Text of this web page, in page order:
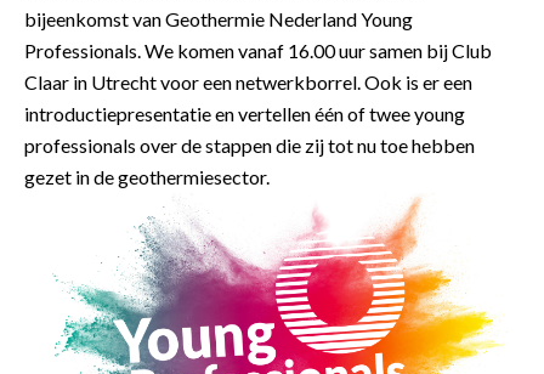
bijeenkomst van Geothermie Nederland Young
Professionals. We komen vanaf 16.00 uur samen bij Club
Claar in Utrecht voor een netwerkborrel. Ook is er een
introductiepresentatie en vertellen één of twee young
professionals over de stappen die zij tot nu toe hebben
gezet in de geothermiesector.